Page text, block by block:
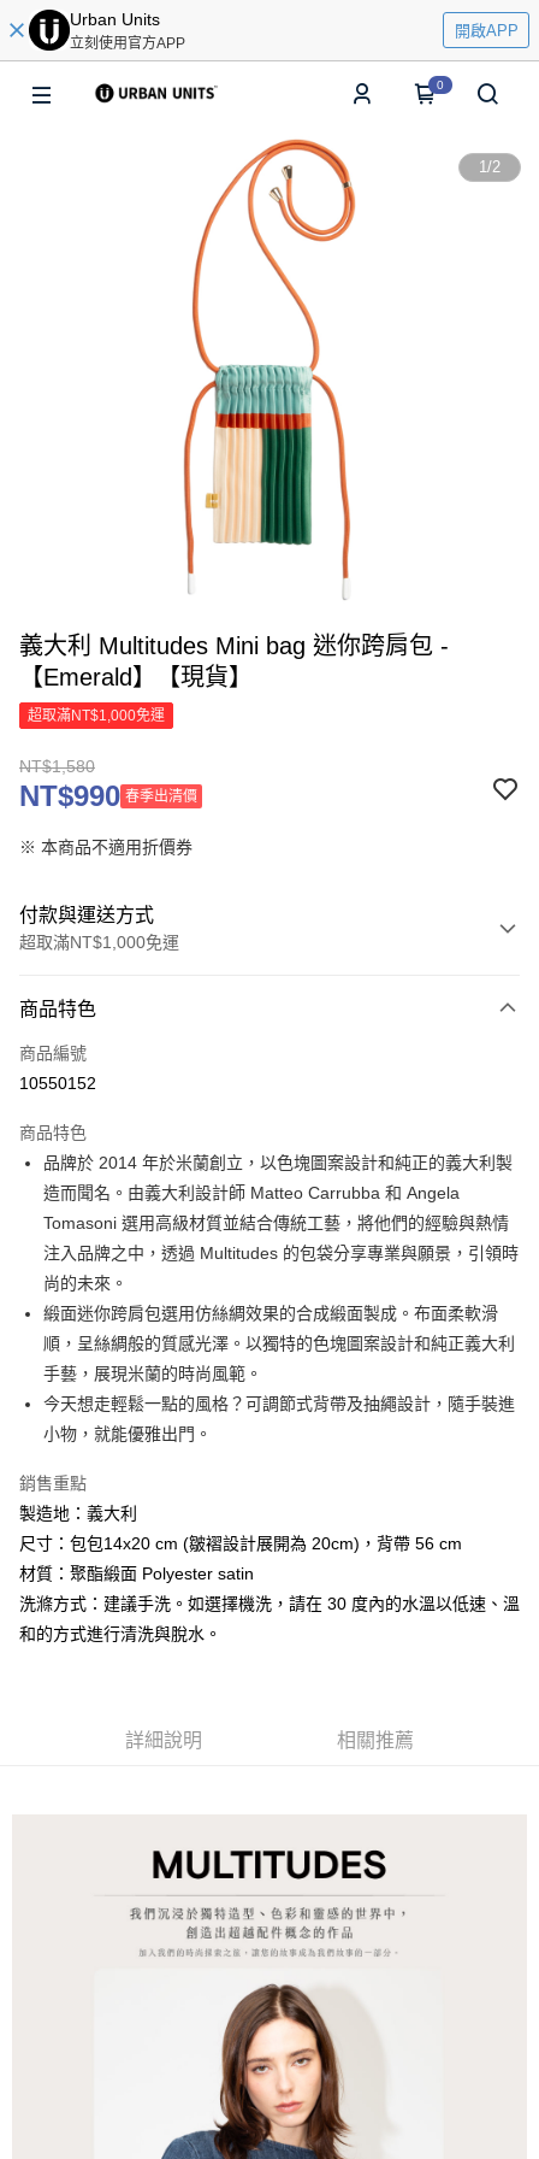
Urban Units
立刻使用官方APP
開啟APP
0
1/2
義大利 Multitudes Mini bag 迷你跨肩包 -
【Emerald】【現貨】
超取滿NT$1,000免運
NT$1,580
NT$990 春季出清價
※ 本商品不適用折價券
付款與運送方式
超取滿NT$1,000免運
信用卡一次付款
信用卡分期付款
合作金庫商業銀行
華南商業銀行
彰化商業銀行
上海商業儲蓄銀行
台北富邦商業銀行
國泰世華商業銀行
兆豐國際商業銀行
臺灣中小企業銀行
台中商業銀行
匯豐（台灣）商業銀行
聯邦商業銀行
元大商業銀行
永豐商業銀行
玉山商業銀行
星展（台灣）商業銀行
台新國際商業銀行
台灣樂天信用卡公司
6 期 0 利率 每期
華南商業銀行
上海商業儲蓄銀行
台北富邦商業銀行
國泰世華商業銀行
兆豐國際商業銀行
臺灣中小企業銀行
匯豐（台灣）商業銀行
華泰商業銀行
聯邦商業銀行
遠東國際商業銀行
元大商業銀行
永豐商業銀行
玉山商業銀行
台新國際商業銀行
中國信託商業銀行
台灣樂天信用卡公司
LINE Pay
Apple Pay
ATM付款
運送方式
付款後全家取貨
每筆NT$80，滿NT$1,000(含以上)免運費
每筆NT$80，滿NT$1,000(含以上)免運費
每筆NT$120，滿NT$1,000(含以上)免運費
黑貓宅配(離島)
每筆NT$250，滿NT$2,000(含以上)免運費
商品特色
商品編號
10550152
商品特色
品牌於 2014 年於米蘭創立，以色塊圖案設計和純正的義大利製
造而聞名。由義大利設計師 Matteo Carrubba 和 Angela
Tomasoni 選用高級材質並結合傳統工藝，將他們的經驗與熱情
注入品牌之中，透過 Multitudes 的包袋分享專業與願景，引領時
尚的未來。
緞面迷你跨肩包選用仿絲綢效果的合成緞面製成。布面柔軟滑
順，呈絲綢般的質感光澤。以獨特的色塊圖案設計和純正義大利
手藝，展現米蘭的時尚風範。
今天想走輕鬆一點的風格？可調節式背帶及抽繩設計，隨手裝進
小物，就能優雅出門。
銷售重點
製造地：義大利
尺寸：包包14x20 cm (皺褶設計展開為 20cm)，背帶 56 cm
材質：聚酯緞面 Polyester satin
洗滌方式：建議手洗。如選擇機洗，請在 30 度內的水溫以低速、溫
和的方式進行清洗與脫水。
詳細說明 相關推薦